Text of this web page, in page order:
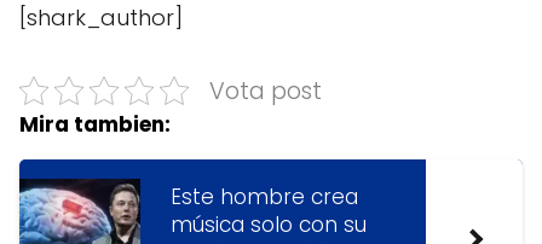
[shark_author]
Vota post
Mira tambien:
Este hombre crea
música solo con su